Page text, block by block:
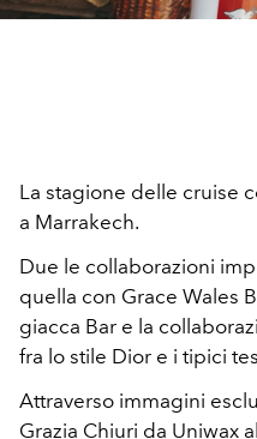
La stagione delle cruise
a Marrakech.
Due le collaborazioni
quella con Grace Wales
giacca Bar e la
fra lo stile Dior e i tipici
Attraverso immagini
Grazia Chiuri da Uniwax